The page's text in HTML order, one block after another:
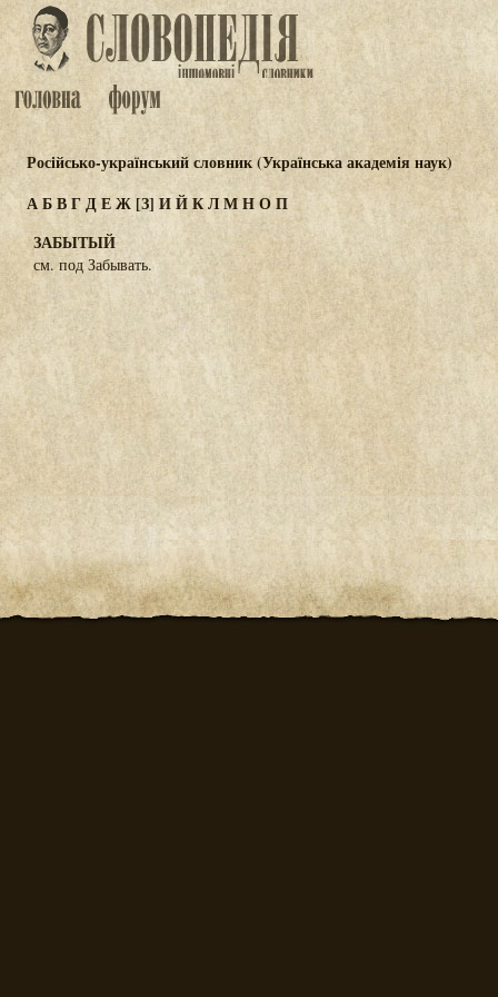
Російсько-український словник (Українська академія наук)
АБВГДЕЖ[З] ИЙКЛМНОП
ЗАБЫТЫЙ
см. под Забывать.